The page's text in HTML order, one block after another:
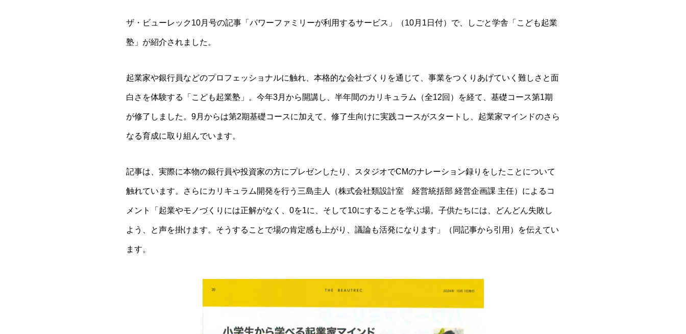
ザ・ビューレック10月号の記事「パワーファミリーが利用するサービス」（10月1日付）で、しごと学舎「こども起業
塾」が紹介されました。
起業家や銀行員などのプロフェッショナルに触れ、本格的な会社づくりを通じて、事業をつくりあげていく難しさと面
白さを体験する「こども起業塾」。今年3月から開講し、半年間のカリキュラム（全12回）を経て、基礎コース第1期
が修了しました。9月からは第2期基礎コースに加えて、修了生向けに実践コースがスタートし、起業家マインドのさら
なる育成に取り組んでいます。
記事は、実際に本物の銀行員や投資家の方にプレゼンしたり、スタジオでCMのナレーション録りをしたことについて
触れています。さらにカリキュラム開発を行う三島圭人（株式会社類設計室 経営統括部 経営企画課 主任）によるコ
メント「起業やモノづくりには正解がなく、0を1に、そして10にすることを学ぶ場。子供たちには、どんどん失敗し
よう、と声を掛けます。そうすることで場の肯定感も上がり、議論も活発になります」（同記事から引用）を伝えてい
ます。